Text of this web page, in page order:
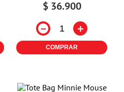
$ 36.900
－ ＋
COMPRAR